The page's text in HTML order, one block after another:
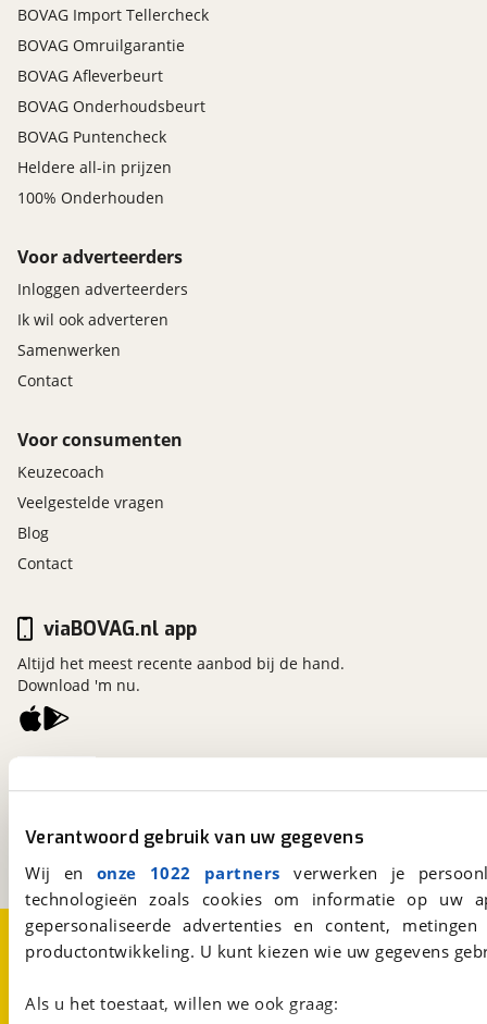
Verantwoord gebruik van uw gegevens
Wij en onze 1022 partners verwerken je
technologieën zoals cookies om informatie op
gepersonaliseerde advertenties en content,
productontwikkeling. U kunt kiezen wie uw gegevens
Als u het toestaat, willen we ook graag:
BOVAG Import Tellercheck
BOVAG Omruilgarantie
BOVAG Afleverbeurt
BOVAG Onderhoudsbeurt
BOVAG Puntencheck
Heldere all-in prijzen
100% Onderhouden
Voor adverteerders
Inloggen adverteerders
Ik wil ook adverteren
Samenwerken
Contact
Voor consumenten
Keuzecoach
Veelgestelde vragen
Blog
Contact
Een initiatief van
viaBOVAG.nl app
Altijd het meest recente aanbod bij de hand.
Download 'm nu.
Over viaBOVAG.nlDisclaimer- en Privacyverklaring
CookievoorkeurenVacatures